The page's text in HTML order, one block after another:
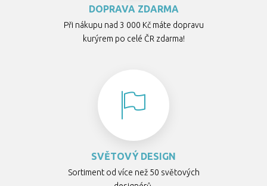
DOPRAVA ZDARMA
Při nákupu nad 3 000 Kč máte dopravu
kurýrem po celé ČR zdarma!
SVĚTOVÝ DESIGN
Sortiment od více než 50 světových